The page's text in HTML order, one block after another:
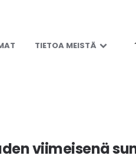
TIETOA MEISTÄ
viimeisenä